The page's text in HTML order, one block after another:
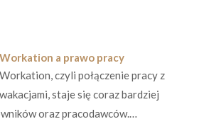
Workation a prawo pracy
Workation, czyli połączenie pracy z
wakacjami, staje się coraz bardziej
oraz pracodawców.…